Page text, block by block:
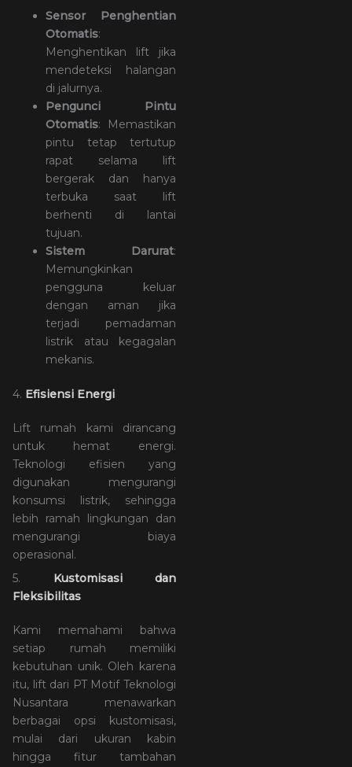
Sensor Penghentian
Otomatis:
Menghentikan lift jika
mendeteksi halangan
di jalurnya.
Pengunci Pintu
Otomatis: Memastikan
pintu tetap tertutup
rapat selama lift
bergerak dan hanya
terbuka saat lift
berhenti di lantai
tujuan.
Sistem Darurat:
Memungkinkan
pengguna keluar
dengan aman jika
terjadi pemadaman
listrik atau kegagalan
mekanis.
4. Efisiensi Energi
Lift rumah kami dirancang
untuk hemat energi.
Teknologi efisien yang
digunakan mengurangi
konsumsi listrik, sehingga
lebih ramah lingkungan dan
mengurangi biaya
operasional.
5. Kustomisasi dan
Fleksibilitas
Kami memahami bahwa
setiap rumah memiliki
kebutuhan unik. Oleh karena
itu, lift dari PT Motif Teknologi
Nusantara menawarkan
berbagai opsi kustomisasi,
mulai dari ukuran kabin
hingga fitur tambahan